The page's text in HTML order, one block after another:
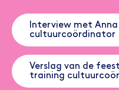
Interview met
cultuurcoördinator
Verslag van de
training